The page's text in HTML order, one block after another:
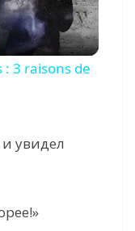
: 3 raisons de
увидел